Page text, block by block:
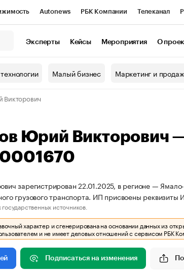
Autonews РБК Компании Телеканал
Эксперты Кейсы Мероприятия О
Малый бизнес Маркетинг и
Юрий Викторович
зарегистрирован 22.01.2025, в регионе —
грузового транспорта. ИП присвоены
источников.
характер и сгенерирована на основании данных из
и не имеет деловых отношений с сервисом РБК
Подписаться на изменения